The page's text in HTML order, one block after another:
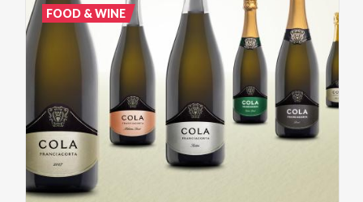
FOOD & WINE